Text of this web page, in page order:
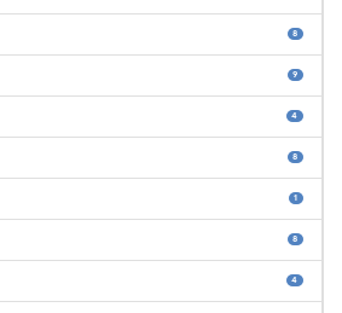
8
9
4
8
1
8
4